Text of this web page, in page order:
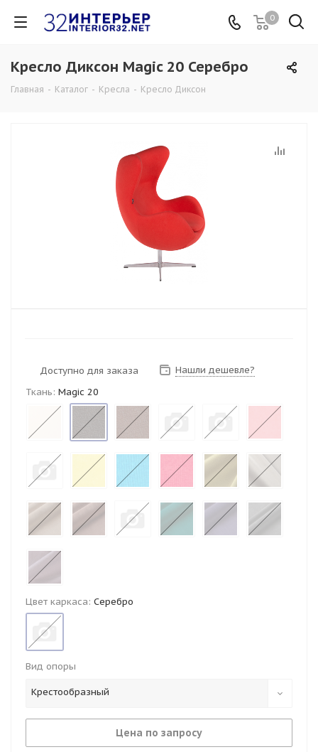
0
Кресло Диксон Magic 20 Серебро
Главная - Каталог - Кресла - Кресло Диксон
Доступно для заказа
Нашли дешевле?
Ткань: Magic 20
Цвет каркаса: Серебро
Вид опоры
Крестообразный
Цена по запросу